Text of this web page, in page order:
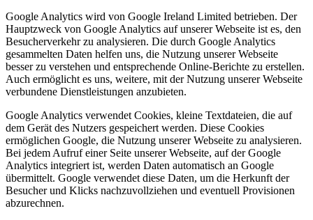
Google Analytics wird von Google Ireland Limited betrieben. Der
Hauptzweck von Google Analytics auf unserer Webseite ist es, den
Besucherverkehr zu analysieren. Die durch Google Analytics
gesammelten Daten helfen uns, die Nutzung unserer Webseite
besser zu verstehen und entsprechende Online-Berichte zu erstellen.
Auch ermöglicht es uns, weitere, mit der Nutzung unserer Webseite
verbundene Dienstleistungen anzubieten.
Google Analytics verwendet Cookies, kleine Textdateien, die auf
dem Gerät des Nutzers gespeichert werden. Diese Cookies
ermöglichen Google, die Nutzung unserer Webseite zu analysieren.
Bei jedem Aufruf einer Seite unserer Webseite, auf der Google
Analytics integriert ist, werden Daten automatisch an Google
übermittelt. Google verwendet diese Daten, um die Herkunft der
Besucher und Klicks nachzuvollziehen und eventuell Provisionen
abzurechnen.